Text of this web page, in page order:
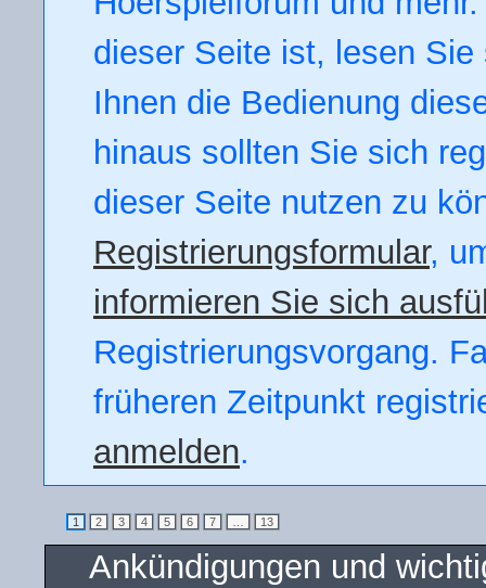
dieser Seite ist, lesen
Ihnen die Bedienung
hinaus sollten Sie sich
dieser Seite nutzen zu
Registrierungsformular,
informieren Sie sich
Registrierungsvorgang.
früheren Zeitpunkt
anmelden.
1 2 3 4 5 6 7 … 13
Ankündigungen und